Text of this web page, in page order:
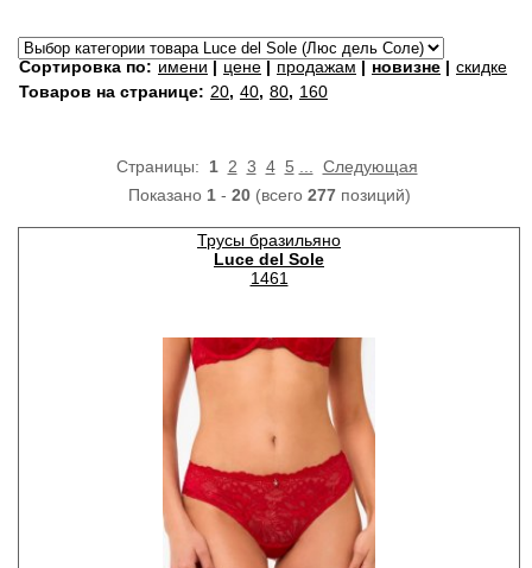
Сортировка по: имени | цене | продажам | новизне | скидке
Товаров на странице: 20, 40, 80, 160
Страницы: 1 2 3 4 5
Следующая
Показано 1- 20(всего 277позиций)
Трусы бразильяно
Luce del Sole
1461